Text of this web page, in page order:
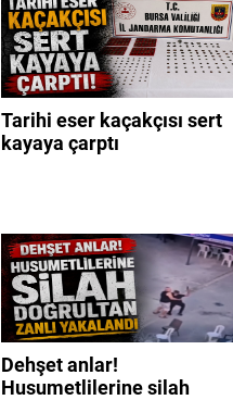
Tarihi eser kaçakçısı sert
kayaya çarptı
Dehşet anlar!
Husumetlilerine silah